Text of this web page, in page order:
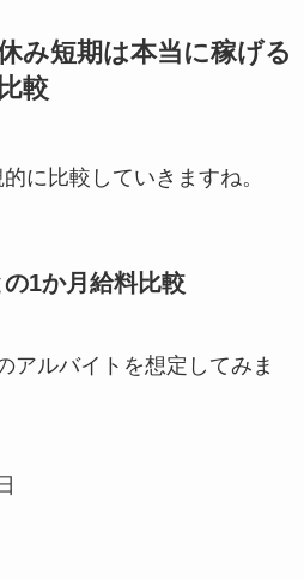
み短期は本当に稼げる
較
に比較していきますね。
の1か月給料比較
アルバイトを想定してみま
日